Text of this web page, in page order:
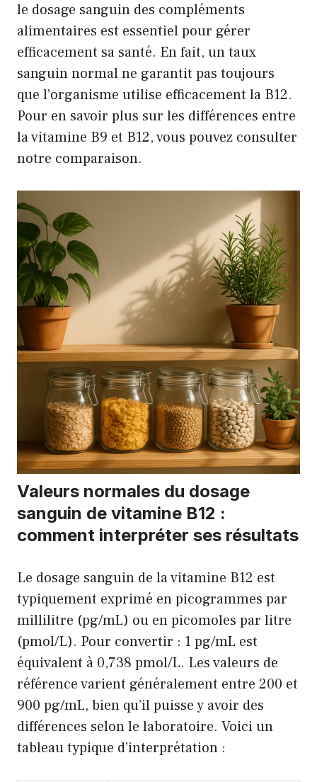
le dosage sanguin des compléments
alimentaires est essentiel pour gérer
efficacement sa santé. En fait, un taux
sanguin normal ne garantit pas toujours
que l’organisme utilise efficacement la B12.
Pour en savoir plus sur les différences entre
la vitamine B9 et B12, vous pouvez consulter
notre comparaison.
Valeurs normales du dosage
sanguin de vitamine B12 :
comment interpréter ses résultats
Le dosage sanguin de la vitamine B12 est
typiquement exprimé en picogrammes par
millilitre (pg/mL) ou en picomoles par litre
(pmol/L). Pour convertir : 1 pg/mL est
équivalent à 0,738 pmol/L. Les valeurs de
référence varient généralement entre 200 et
900 pg/mL, bien qu’il puisse y avoir des
différences selon le laboratoire. Voici un
tableau typique d’interprétation :